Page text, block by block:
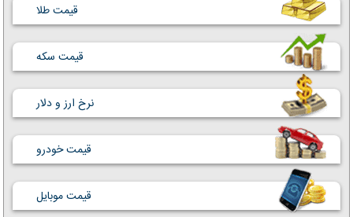
قیمت طلا
قیمت سکه
نرخ ارز و دلار
قیمت خودرو
قیمت موبایل